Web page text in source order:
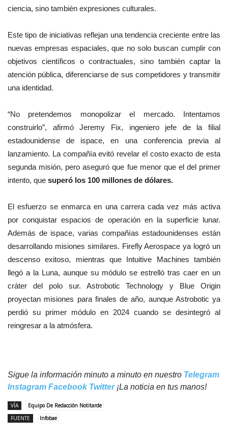
ciencia, sino también expresiones culturales.
Este tipo de iniciativas reflejan una tendencia creciente entre las
nuevas empresas espaciales, que no solo buscan cumplir con
objetivos científicos o contractuales, sino también captar la
atención pública, diferenciarse de sus competidores y transmitir
una identidad.
“No pretendemos monopolizar el mercado. Intentamos
construirlo”, afirmó Jeremy Fix, ingeniero jefe de la filial
estadounidense de ispace, en una conferencia previa al
lanzamiento. La compañía evitó revelar el costo exacto de esta
segunda misión, pero aseguró que fue menor que el del primer
intento, que superó los 100 millones de dólares.
El esfuerzo se enmarca en una carrera cada vez más activa
por conquistar espacios de operación en la superficie lunar.
Además de ispace, varias compañías estadounidenses están
desarrollando misiones similares. Firefly Aerospace ya logró un
descenso exitoso, mientras que Intuitive Machines también
llegó a la Luna, aunque su módulo se estrelló tras caer en un
cráter del polo sur. Astrobotic Technology y Blue Origin
proyectan misiones para finales de año, aunque Astrobotic ya
perdió su primer módulo en 2024 cuando se desintegró al
reingresar a la atmósfera.
Sigue la información minuto a minuto en nuestro Telegram
Instagram Facebook Twitter¡La noticia en tus manos!
VÍA
Equipo De Redacción Notitarde
FUENTE
Infobae